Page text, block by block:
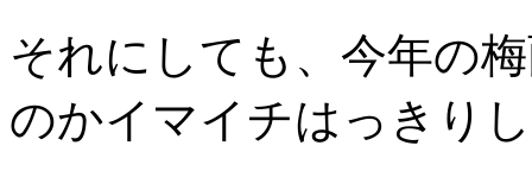
それにしても、今年の
のかイマイチはっきり